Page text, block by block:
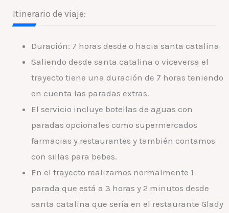
Itinerario de viaje:
Duración: 7 horas desde o hacia santa catalina
Saliendo desde santa catalina o viceversa el
trayecto tiene una duración de 7 horas teniendo
en cuenta las paradas extras.
El servicio incluye botellas de aguas con
paradas opcionales como supermercados
farmacias y restaurantes y también contamos
con sillas para bebes.
En el trayecto realizamos normalmente 1
parada que está a 3 horas y 2 minutos desde
santa catalina que sería en el restaurante Glady